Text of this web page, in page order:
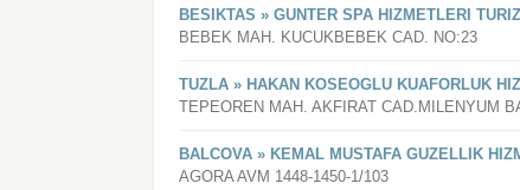
BESIKTAS » GUNTER SPA HIZMETLERI
BEBEK MAH. KUCUKBEBEK CAD. NO:23
TUZLA » HAKAN KOSEOGLU KUAFORLUK
TEPEOREN MAH. AKFIRAT CAD.MILENYUM
BALCOVA » KEMAL MUSTAFA GUZELLIK
AGORA AVM 1448-1450-1/103